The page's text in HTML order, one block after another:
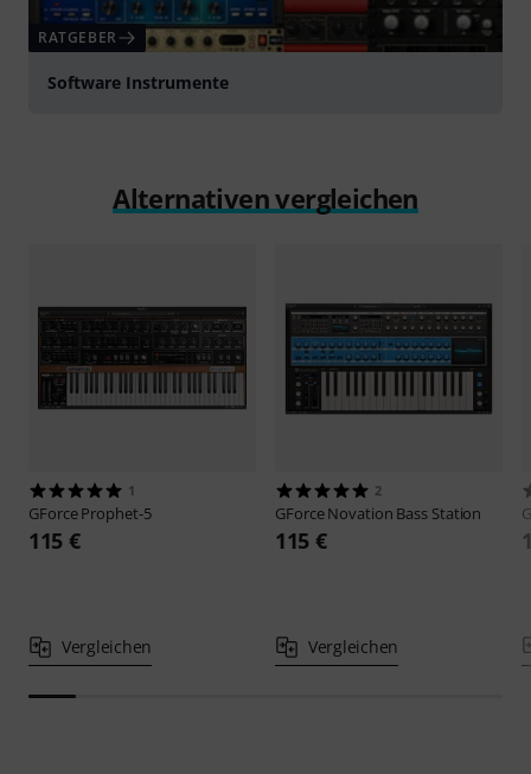
RATGEBER
Software Instrumente
Alternativen vergleichen
1
GForceProphet-5
115 €
Vergleichen
2
GForceNovation Bass Station
115 €
Vergleichen